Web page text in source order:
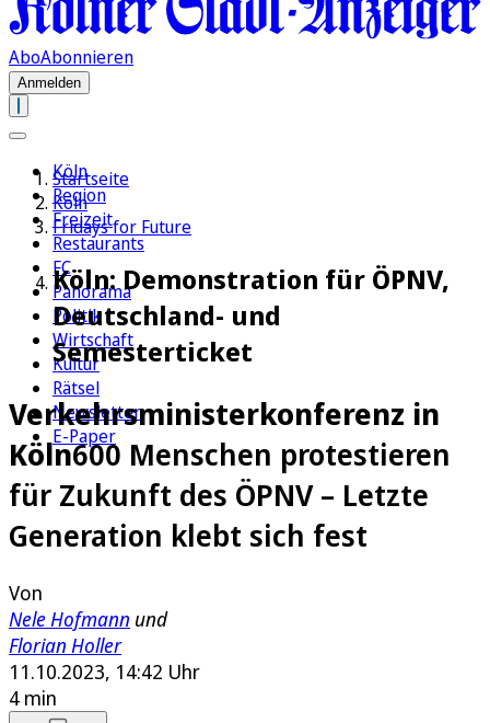
AboAbonnieren
Anmelden
Köln
Region
Freizeit
Restaurants
FC
Panorama
Politik
Wirtschaft
Kultur
Rätsel
Newsletter
E-Paper
Startseite
Köln
Fridays for Future
Köln: Demonstration für ÖPNV,
Deutschland- und
Semesterticket
Verkehrsministerkonferenz in
Köln600 Menschen protestieren
für Zukunft des ÖPNV – Letzte
Generation klebt sich fest
Von
Nele Hofmann und
Florian Holler
11.10.2023, 14:42 Uhr
4 min